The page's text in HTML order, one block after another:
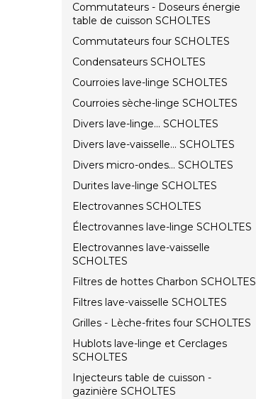
Commutateurs - Doseurs énergie
table de cuisson SCHOLTES
Commutateurs four SCHOLTES
Condensateurs SCHOLTES
Courroies lave-linge SCHOLTES
Courroies sèche-linge SCHOLTES
Divers lave-linge... SCHOLTES
Divers lave-vaisselle... SCHOLTES
Divers micro-ondes... SCHOLTES
Durites lave-linge SCHOLTES
Electrovannes SCHOLTES
Électrovannes lave-linge SCHOLTES
Electrovannes lave-vaisselle
SCHOLTES
Filtres de hottes Charbon SCHOLTES
Filtres lave-vaisselle SCHOLTES
Grilles - Lèche-frites four SCHOLTES
Hublots lave-linge et Cerclages
SCHOLTES
Injecteurs table de cuisson -
gazinière SCHOLTES